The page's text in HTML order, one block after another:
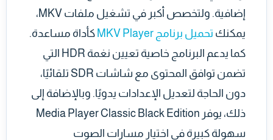
إضافية. ولتخصص أكبر في تشغيل ملفات MKV،
يمكنك تحميل برنامج MKV Player
كأداة مساعدة.
كما يدعم البرنامج خاصية تعيين نغمة HDR التي
تضمن توافق المحتوى مع شاشات SDR تلقائيًا،
دون الحاجة لتعديل الإعدادات يدويًا. وبالإضافة إلى
ذلك، يوفر Media Player Classic Black Edition
سهولة كبيرة في اختيار مسارات الصوت